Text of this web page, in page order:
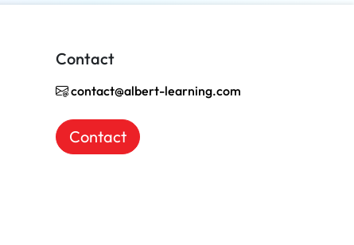
Contact
contact@albert-learning.com
Contact